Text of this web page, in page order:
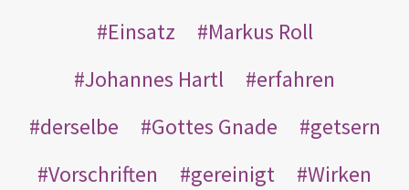
Einsatz
Markus Roll
Johannes Hartl
erfahren
derselbe
Gottes Gnade
getsern
Vorschriften
gereinigt
Wirken